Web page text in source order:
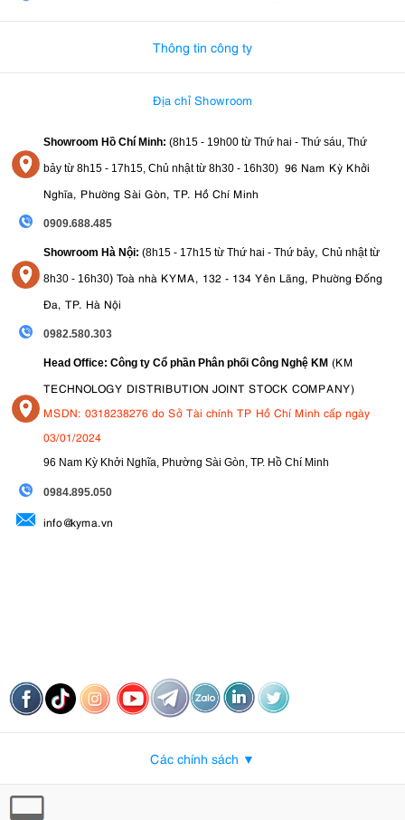
Thông tin công ty
Địa chỉ Showroom
Showroom Hồ Chí Minh: (8h15 - 19h00 từ Thứ hai - Thứ sáu, Thứ
bảy từ 8h15 - 17h15, Chủ nhật từ 8h30 - 16h30) 96 Nam Kỳ Khởi
Nghĩa, Phường Sài Gòn, TP. Hồ Chí Minh
0909.688.485
Showroom Hà Nội: (8h15 - 17h15 từ Thứ hai - Thứ bảy, Chủ nhật từ
8h30 - 16h30) Toà nhà KYMA, 132 - 134 Yên Lãng, Phường Đống
Đa, TP. Hà Nội
0982.580.303
Head Office: Công ty Cổ phần Phân phối Công Nghệ KM (KM
TECHNOLOGY DISTRIBUTION JOINT STOCK COMPANY)
MSDN: 0318238276 do Sở Tài chính TP Hồ Chí Minh cấp ngày
03/01/2024
96 Nam Kỳ Khởi Nghĩa, Phường Sài Gòn, TP. Hồ Chí Minh
0984.895.050
info@kyma.vn
Các chính sách ▼